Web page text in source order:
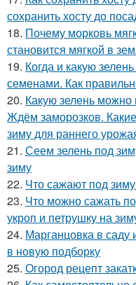
сохранить хосту до
18. Почему морковь
становится мягкой в
19. Когда и какую
семенами. Как
20. Какую зелень можно
Ждём заморозков.
зиму для раннего
21. Сеем зелень под
зиму
22. Что сажают под
23. Что можно сажать
укроп и петрушку на
24. Марганцовка в саду
в новую подборку
25. Огород рецепт